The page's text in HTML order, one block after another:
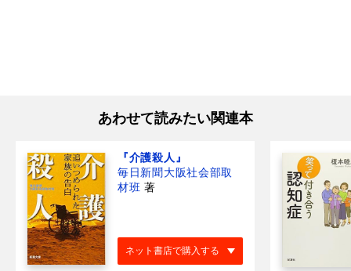
あわせて読みたい関連本
『介護殺人』
毎日新聞大阪社会部取
材班 著
ネット書店で購入する